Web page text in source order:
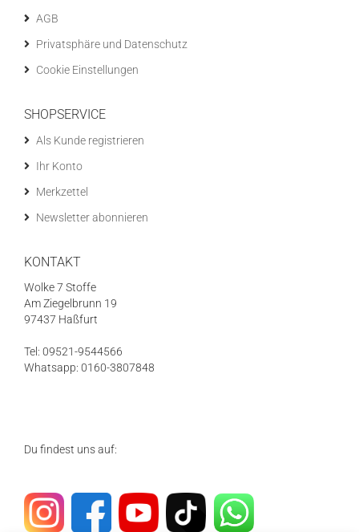
AGB
Privatsphäre und Datenschutz
Cookie Einstellungen
SHOPSERVICE
Als Kunde registrieren
Ihr Konto
Merkzettel
Newsletter abonnieren
KONTAKT
Wolke 7 Stoffe
Am Ziegelbrunn 19
97437 Haßfurt
Tel: 09521-9544566
Whatsapp: 0160-3807848
Du findest uns auf: